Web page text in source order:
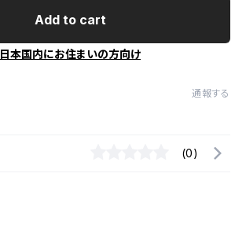
Add to cart
日本国内にお住まいの方向け
通報する
(0)